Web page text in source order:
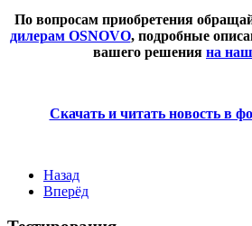
По вопросам приобретения
дилерам OSNOVO, подробные
вашего решения на
Скачать и читать новость в
Назад
Вперёд